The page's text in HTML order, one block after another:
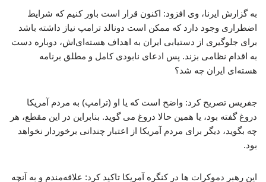
به گزارش ایرنا، وی افزود: اکنون قرار است باور کنیم که شرایط
اضطراری‌ وجود دارد که ممکن است دونالد ترامپ نیاز داشته باشد
برای جلوگیری از دستیابی ایران به اهداف هسته‌ای‌اش، دوباره دست
به اقدام نظامی بزند. پس ادعای نابودی کامل و مطلق برنامه
هسته‌ای ایران چه شد؟
جفریس تصریح کرد: واضح است که یا او (ترامپ) به مردم آمریکا
دروغ گفته بود، یا همین حالا دروغ می گوید. بنابراین در این مقطع، هر
چه بگوید، دیگر برای مردم آمریکا از اعتبار چندانی برخوردار نخواهد
بود.
این رهبر دموکرات ها در کنگره آمریکا تاکید کرد: علاقه‌مندم و به آنچه